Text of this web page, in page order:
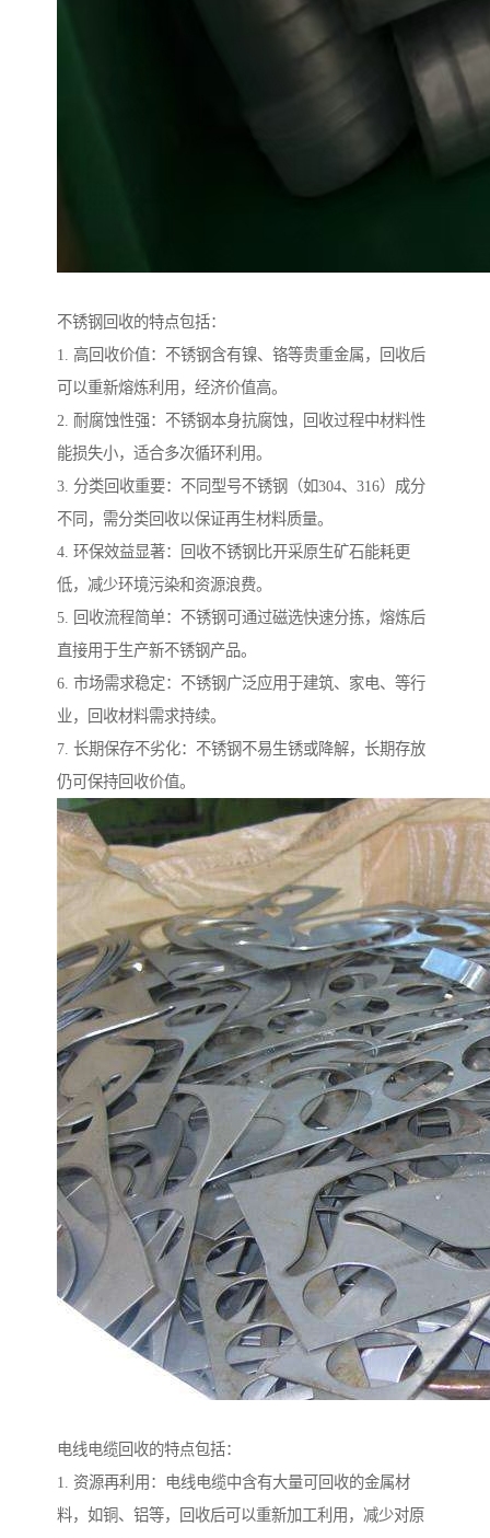
不锈钢回收的特点包括：
1. 高回收价值：不锈钢含有镍、铬等贵重金属，回收后
可以重新熔炼利用，经济价值高。
2. 耐腐蚀性强：不锈钢本身抗腐蚀，回收过程中材料性
能损失小，适合多次循环利用。
3. 分类回收重要：不同型号不锈钢（如304、316）成分
不同，需分类回收以保证再生材料质量。
4. 环保效益显著：回收不锈钢比开采原生矿石能耗更
低，减少环境污染和资源浪费。
5. 回收流程简单：不锈钢可通过磁选快速分拣，熔炼后
直接用于生产新不锈钢产品。
6. 市场需求稳定：不锈钢广泛应用于建筑、家电、等行
业，回收材料需求持续。
7. 长期保存不劣化：不锈钢不易生锈或降解，长期存放
仍可保持回收价值。
电线电缆回收的特点包括：
1. 资源再利用：电线电缆中含有大量可回收的金属材
料，如铜、铝等，回收后可以重新加工利用，减少对原